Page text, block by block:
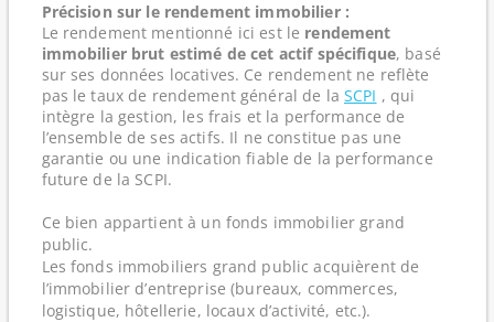
Précision sur le rendement immobilier :
Le rendement mentionné ici est le rendement
immobilier brut estimé de cet actif spécifique, basé
sur ses données locatives. Ce rendement ne reflète
pas le taux de rendement général de la SCPI , qui
intègre la gestion, les frais et la performance de
l’ensemble de ses actifs. Il ne constitue pas une
garantie ou une indication fiable de la performance
future de la SCPI.
Ce bien appartient à un fonds immobilier grand
public.
Les fonds immobiliers grand public acquièrent de
l’immobilier d’entreprise (bureaux, commerces,
logistique, hôtellerie, locaux d’activité, etc.).